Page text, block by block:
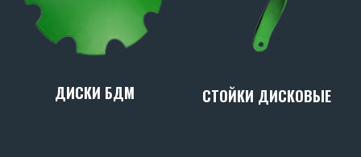
ДИСКИ БДМ СТОЙКИ ДИСКОВЫЕ